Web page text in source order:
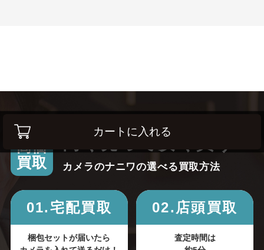
カートに入れる
高価
買取
高く売って安く買う！
カメラのナニワの選べる買取方法
01.宅配買取
梱包セットが届いたら
02.店頭買取
査定時間は